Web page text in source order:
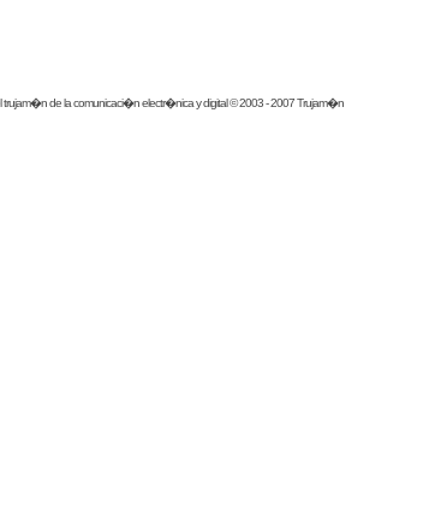
trujam�nde la comunicaci�n electr�nica y digital © 2003 - 2007 Trujam�n